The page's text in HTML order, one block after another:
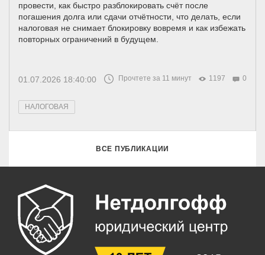
провести, как быстро разблокировать счёт после
погашения долга или сдачи отчётности, что делать, если
налоговая не снимает блокировку вовремя и как избежать
повторных ограничений в будущем.
01.07.2026 18:40:00 Прочтете за 11 минут 1197 0
НАЛОГОВАЯ
ВСЕ ПУБЛИКАЦИИ